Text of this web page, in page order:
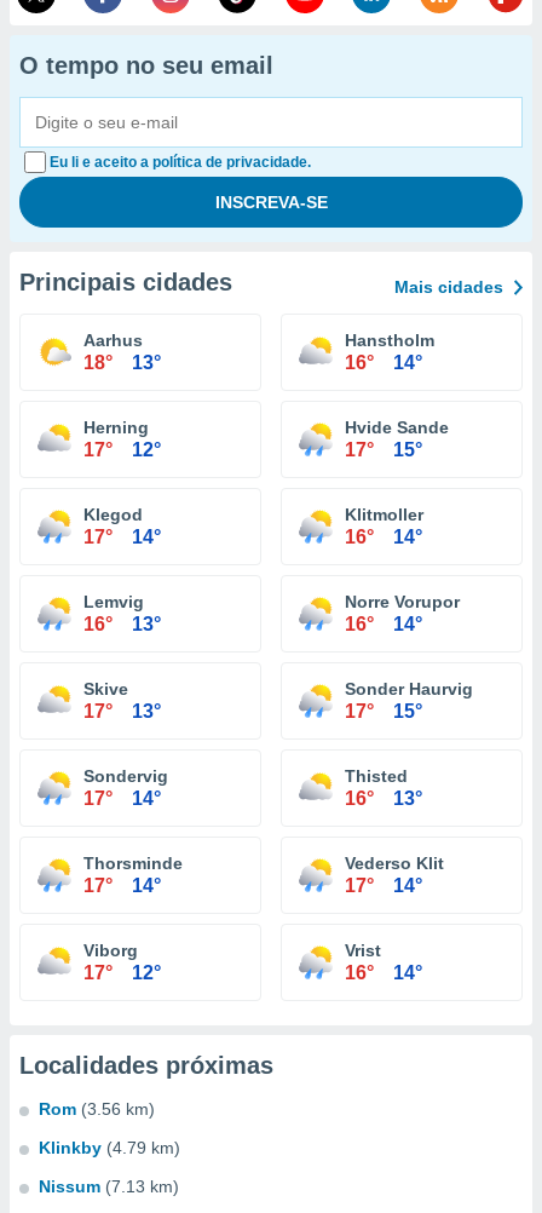
O tempo no seu email
Eu li e aceito a política de privacidade.
Principais cidades Mais cidades
Aarhus
18° 13°
Hanstholm
16° 14°
Herning
17° 12°
Hvide Sande
17° 15°
Klegod
17° 14°
Klitmoller
16° 14°
Lemvig
16° 13°
Norre Vorupor
16° 14°
Skive
17° 13°
Sonder Haurvig
17° 15°
Sondervig
17° 14°
Thisted
16° 13°
Thorsminde
17° 14°
Vederso Klit
17° 14°
Viborg
17° 12°
Vrist
16° 14°
Localidades próximas
Rom (3.56 km)
Klinkby (4.79 km)
Nissum (7.13 km)